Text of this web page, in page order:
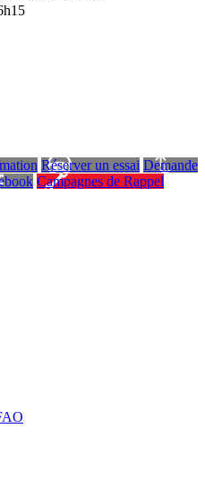
Réserver un essai Demande
Campagnes de Rappel